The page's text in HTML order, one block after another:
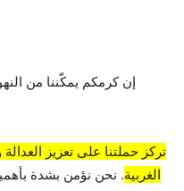
إن كرمكم يمكّننا من
تركز حملتنا على تعزيز
الغربية. نحن نؤمن بشدة